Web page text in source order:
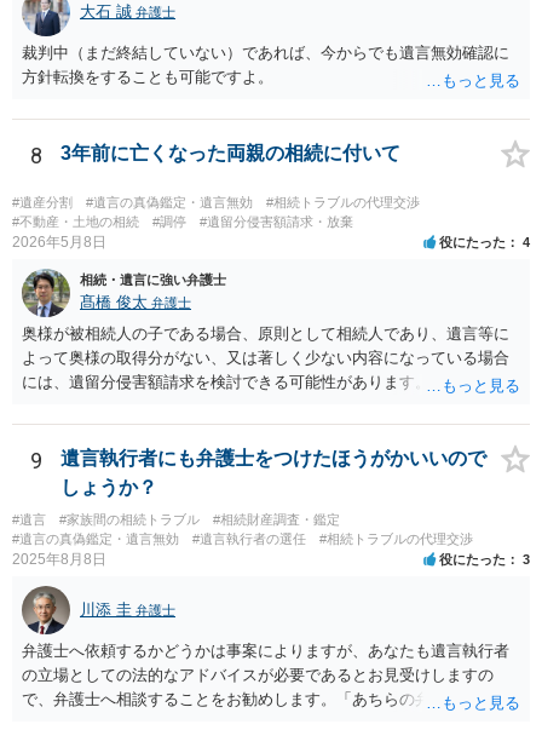
大石 誠 弁護士
裁判中（まだ終結していない）であれば、今からでも遺言無効確認に
方針転換をすることも可能ですよ。
8 3年前に亡くなった両親の相続に付いて
#遺産分割 #遺言の真偽鑑定・遺言無効
#相続トラブルの代理交渉
#不動産・土地の相続
#調停 #遺留分侵害額請求・放棄
2026年5月8日 役にたった 4
相続・遺言に強い弁護士
髙橋 俊太 弁護士
奥様が被相続人の子である場合、原則として相続人であり、遺言等に
よって奥様の取得分がない、又は著しく少ない内容になっている場合
には、遺留分侵害額請求を検討できる可能性があります。ただし、
記の義務化に関する説明と混同されている可能性があります。相続登
記については、不動産を相続で取得したことを知った日から３年以内
に申請する義務があります。一方、遺留分侵害額請求は、相続開始お
よび遺留分を侵害する贈与・遺贈があったことを知った時から１年で
時効にかかります。また、相続開始から１０年が経過すると、認識の
有無にかかわらず行使できなくなります。 奥様がご両親の死亡を最近
効がいつから進むかは慎重に検討する必要があります。ただし、死亡
から３年が経過しているとのことですので、早急に戸籍、遺言の有
無、不動産登記、遺産分割協議書の有無を確認した方がよいでしょ
う。特に、お姉様側だけで不動産名義を変更している場合、遺言があ
ったのか、遺産分割協議書が作成されているのか、奥様の署名押印が
9
遺言執行者にも弁護士をつけたほうがかいいので
しょうか？
#遺言 #家族間の相続トラブル
#相続財産調査・鑑定
#遺言の真偽鑑定・遺言無効
#遺言執行者の選任 #相続トラブルの代理交渉
2025年8月8日 役にたった 3
川添 圭 弁護士
弁護士へ依頼するかどうかは事案によりますが、あなたも遺言執行者
の立場としての法的なアドバイスが必要であるとお見受けしますの
で、弁護士へ相談することをお勧めします。「あちらの弁護士」（元